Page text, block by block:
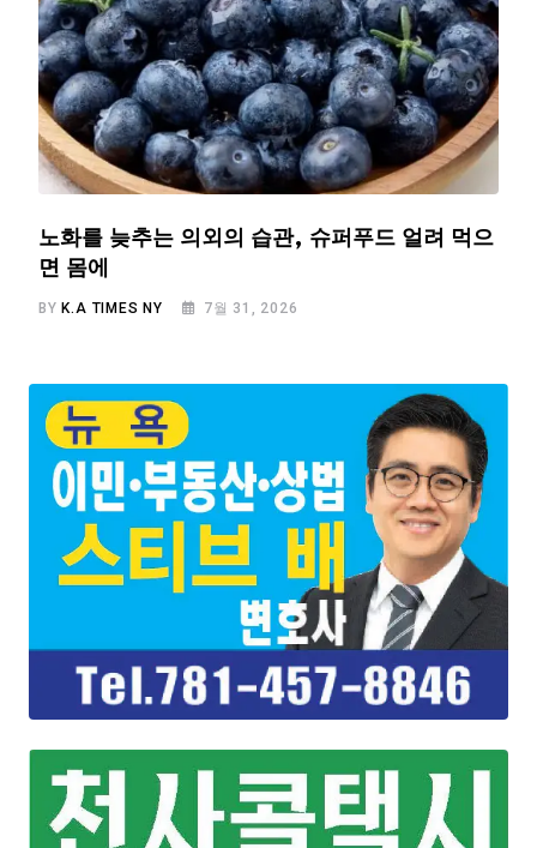
노화를 늦추는 의외의 습관, 슈퍼푸드 얼려 먹으
면 몸에
BYK.A TIMES NY 7월 31, 2026